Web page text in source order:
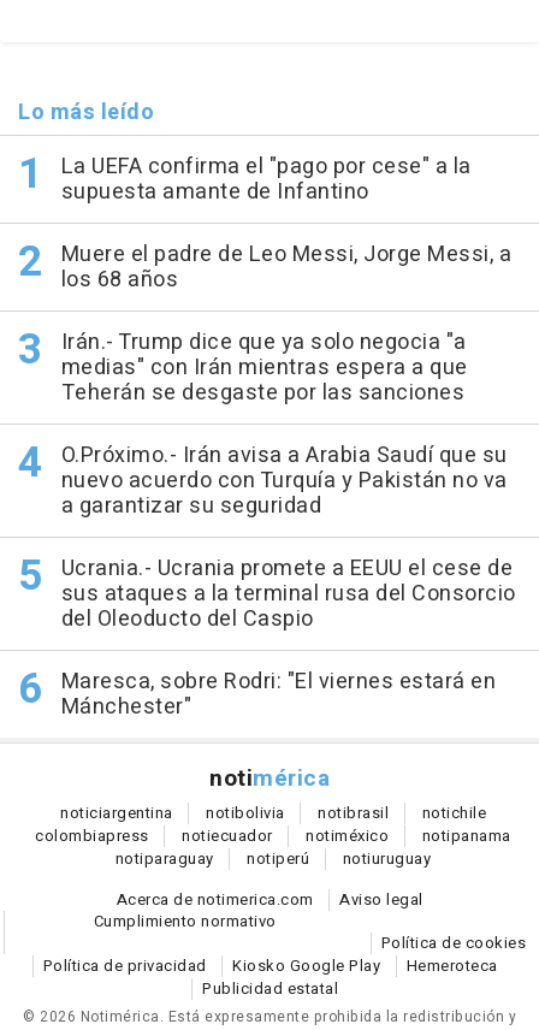
Lo más leído
La UEFA confirma el "pago por cese" a la
supuesta amante de Infantino
Muere el padre de Leo Messi, Jorge Messi, a
los 68 años
Irán.- Trump dice que ya solo negocia "a
medias" con Irán mientras espera a que
Teherán se desgaste por las sanciones
O.Próximo.- Irán avisa a Arabia Saudí que su
nuevo acuerdo con Turquía y Pakistán no va
a garantizar su seguridad
Ucrania.- Ucrania promete a EEUU el cese de
sus ataques a la terminal rusa del Consorcio
del Oleoducto del Caspio
Maresca, sobre Rodri: "El viernes estará en
Mánchester"
notimérica
noticiargentina notibolivia notibrasil notichile
colombiapress notiecuador notiméxico notipanama
notiparaguay notiperú notiuruguay
Acerca de notimerica.com
Aviso legal
Cumplimiento normativo
Política de cookies
Política de privacidad
Kiosko Google Play
Hemeroteca
Publicidad estatal
© 2026 Notimérica. Está expresamente prohibida la redistribución y